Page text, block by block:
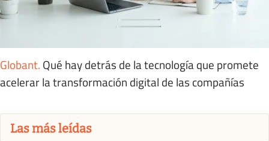
Globant. Qué hay detrás de la tecnología que promete
acelerar la transformación digital de las compañías
Las más leídas